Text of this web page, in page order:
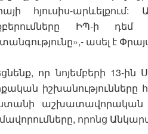
հյուսիս-
ԻՊ-ի դեմ
ասել է
որ նոյեմբերի 13-
աշխատավորական
որոնց